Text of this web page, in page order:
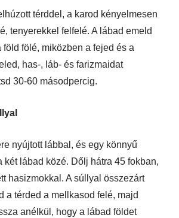
térddel, a karod kényelmesen
tenyerekkel felfelé. A lábad emeld
föld fölé, miközben a fejed és a
has-, láb- és farizmaidat
30-60 másodpercig.
nyújtott lábbal, és egy könnyű
két lábad közé. Dőlj hátra 45 fokban,
hasizmokkal. A súllyal összezárt
a térded a mellkasod felé, majd
anélkül, hogy a lábad földet